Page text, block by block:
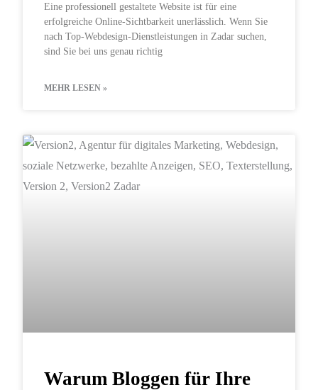
Eine professionell gestaltete Website ist für eine
erfolgreiche Online-Sichtbarkeit unerlässlich. Wenn Sie
nach Top-Webdesign-Dienstleistungen in Zadar suchen,
sind Sie bei uns genau richtig
MEHR LESEN »
Warum Bloggen für Ihre